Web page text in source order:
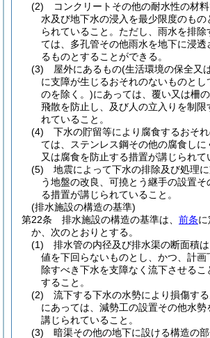
(2)
コンクリートその他の耐水性の材
水及び地下水の浸入を最少限度のもの
られていること。 ただし、雨水を排
ては、多孔管その他雨水を地下に浸透
るものとすることができる。
(3)
屋外にあるもの(生活環境の保全又
に支障が生じるおそれのないものとし
のを除く。)にあっては、覆い又は柵
飛散を防止し、及び人の立入りを制限
れていること。
(4)
下水の貯留等により腐食するおそ
ては、ステンレス鋼その他の腐食しに
又は腐食を防止する措置が講じられて
(5)
地震によって下水の排除及び処理
う地盤の改良、可撓とう継手の設置そ
る措置が講じられていること。
(排水施設の構造の基準)
第22条
排水施設の構造の基準は、 前条
か、次のとおりとする。
(1)
排水管の内径及び排水渠の断面積
値を下回らないものとし、かつ、計画
除すべき下水を支障なく流下させるこ
すること。
(2)
流下する下水の水勢により損傷す
にあっては、減勢工の設置その他水
講じられていること。
(3)
暗渠その他の地下に設ける構造の